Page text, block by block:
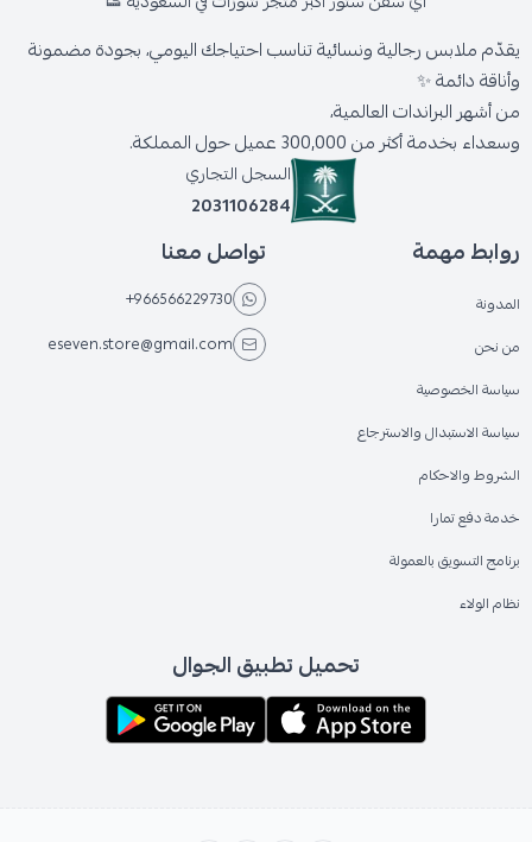
يقدّم ملابس رجالية ونسائية تناسب احتياجك اليومي، بجودة مضمونة
وأناقة دائمة ✨
من أشهر البراندات العالمية،
وسعداء بخدمة أكثر من 300,000 عميل حول المملكة.
السجل التجاري
2031106284
روابط مهمة
المدونة
من نحن
سياسة الخصوصية
سياسة الاستبدال والاسترجاع
الشروط والاحكام
خدمة دفع تمارا
برنامج التسويق بالعمولة
نظام الولاء
تواصل معنا
+966566229730
eseven.store@gmail.com
تحميل تطبيق الجوال